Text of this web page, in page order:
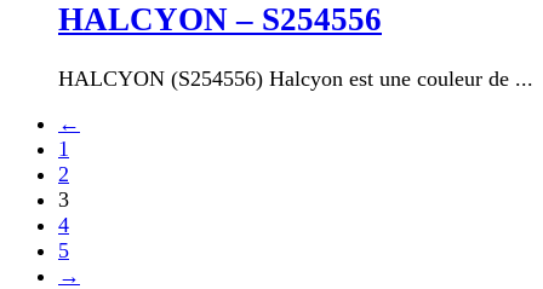
HALCYON – S254556
HALCYON (S254556) Halcyon est une couleur de ...
←
1
2
3
4
5
→